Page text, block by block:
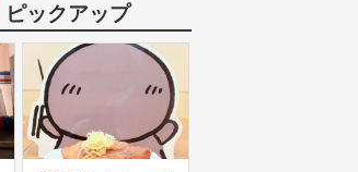
ピックアップ